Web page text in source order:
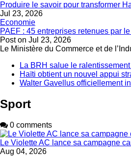
Produire le savoir pour transformer
Jul 23, 2026
Economie
PAEF : 45 entreprises retenues par
Post on Jul 23, 2026
Le Ministère du Commerce et de
La BRH salue le
Haïti obtient un nouvel appui
Walter Gavellus officiellement
Sport
0 comments
Le Violette AC lance sa campagne
Aug 04, 2026